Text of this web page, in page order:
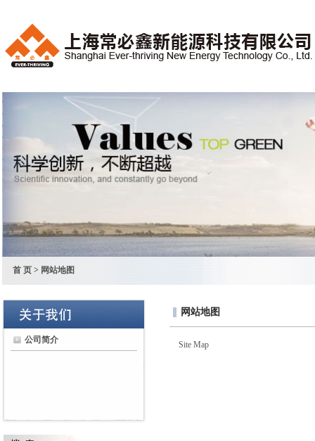
首 页> 网站地图
公司简介
网站地图
Site Map